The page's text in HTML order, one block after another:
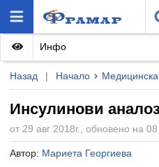
Назад | Начало
Инсулинови
от 29 авг 2018г., обновено на 08
Автор: Мариета Георгиева
Инфо